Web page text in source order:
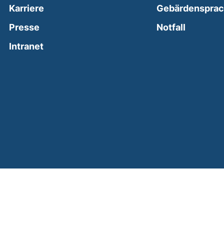
Karriere
Presse
Intranet(external link, opens in a new window)
Notfall